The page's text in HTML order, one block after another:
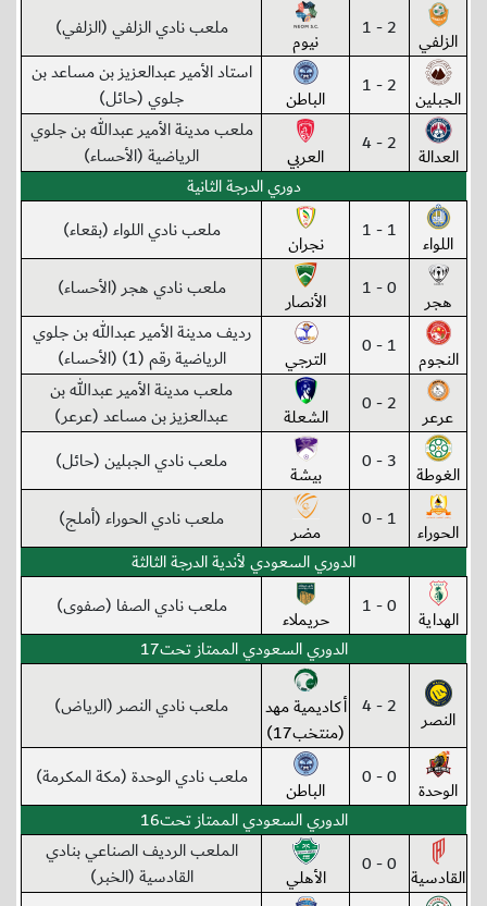
الزلفي 2 - 1 نيوم ملعب نادي الزلفي (الزلفي)
الجبلين 2 - 1 الباطن
استاد الأمير عبدالعزيز بن مساعد بن
جلوي (حائل)
العدالة 2 - 4 العربي
ملعب مدينة الأمير عبدالله بن جلوي
الرياضية (الأحساء)
دوري الدرجة الثانية
اللواء 1 - 1 نجران ملعب نادي اللواء (بقعاء)
هجر 0 - 1 الأنصار ملعب نادي هجر (الأحساء)
النجوم 1 - 0 الترجي
رديف مدينة الأمير عبدالله بن جلوي
الرياضية رقم (1) (الأحساء)
عرعر 2 - 0 الشعلة
ملعب مدينة الأمير عبدالله بن
عبدالعزيز بن مساعد (عرعر)
الغوطة 3 - 0 بيشة ملعب نادي الجبلين (حائل)
الحوراء 1 - 0 مضر
ملعب نادي الحوراء (أملج)
الدوري السعودي لأندية الدرجة الثالثة
الهداية 0 - 1 حريملاء
ملعب نادي الصفا (صفوى)
الدوري السعودي الممتاز تحت17
النصر 2 - 4
أكاديمية مهد
(منتخب17)
ملعب نادي النصر (الرياض)
الوحدة 0 - 0 الباطن
ملعب نادي الوحدة (مكة المكرمة)
الدوري السعودي الممتاز تحت16
القادسية 0 - 0 الأهلي
الملعب الرديف الصناعي بنادي
القادسية (الخبر)